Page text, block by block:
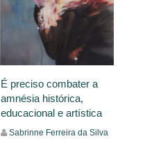
É preciso combater a
amnésia histórica,
educacional e artística
Sabrinne Ferreira da Silva